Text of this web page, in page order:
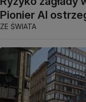
Pionier AI
ZE ŚWIATA